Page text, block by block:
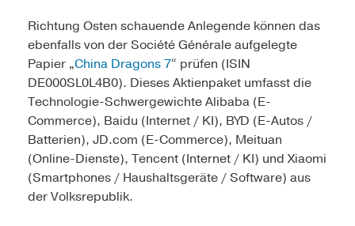
Richtung Osten schauende Anlegende können das
ebenfalls von der Société Générale aufgelegte
Papier „China Dragons 7“ prüfen (ISIN
DE000SL0L4B0). Dieses Aktienpaket umfasst die
Technologie-Schwergewichte Alibaba (E-
Commerce), Baidu (Internet / KI), BYD (E-Autos /
Batterien), JD.com (E-Commerce), Meituan
(Online-Dienste), Tencent (Internet / KI) und Xiaomi
(Smartphones / Haushaltsgeräte / Software) aus
der Volksrepublik.